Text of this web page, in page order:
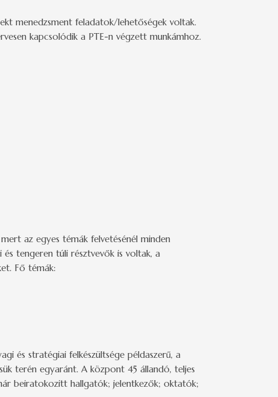
menedzsment feladatok/lehetőségek voltak.
kapcsolódik a PTE-n végzett munkámhoz.
az egyes témák felvetésénél minden
tengeren túli résztvevők is voltak, a
Fő témák:
és stratégiai felkészültsége példaszerű, a
terén egyaránt. A központ 45 állandó, teljes
beiratokozitt hallgatók; jelentkezők; oktatók;